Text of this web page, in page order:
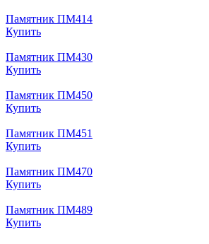
Памятник ПМ414
Купить
Памятник ПМ430
Купить
Памятник ПМ450
Купить
Памятник ПМ451
Купить
Памятник ПМ470
Купить
Памятник ПМ489
Купить